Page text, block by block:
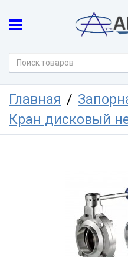
Главная
Кран дисковый